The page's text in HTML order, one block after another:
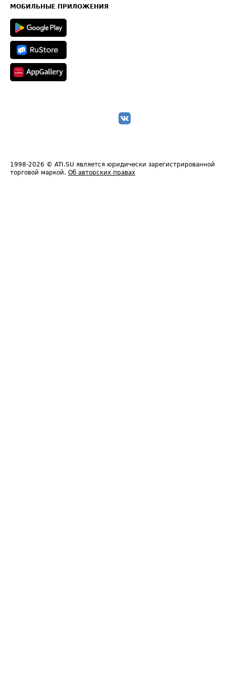
Техническая информация
МОБИЛЬНЫЕ ПРИЛОЖЕНИЯ
1998-2026 © ATI.SU является юридически зарегистрированной
торговой маркой. Об авторских правах